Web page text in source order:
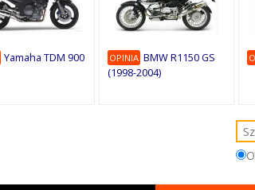
Yamaha TDM 900 OPINIA BMW R1150 GS
(1998-2004)